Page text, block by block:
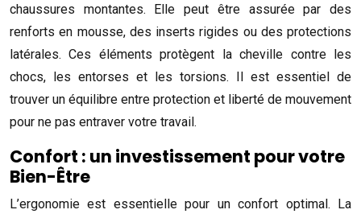
chaussures montantes. Elle peut être assurée par des
renforts en mousse, des inserts rigides ou des protections
latérales. Ces éléments protègent la cheville contre les
chocs, les entorses et les torsions. Il est essentiel de
trouver un équilibre entre protection et liberté de mouvement
pour ne pas entraver votre travail.
Confort : un investissement pour votre
Bien-Être
L’ergonomie est essentielle pour un confort optimal. La